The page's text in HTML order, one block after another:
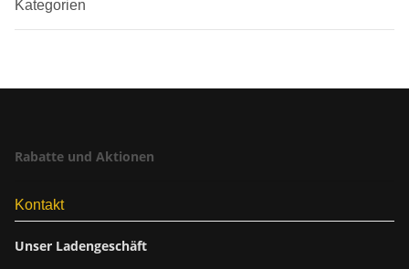
Kategorien
Rabatte und Aktionen
Kontakt
Unser Ladengeschäft